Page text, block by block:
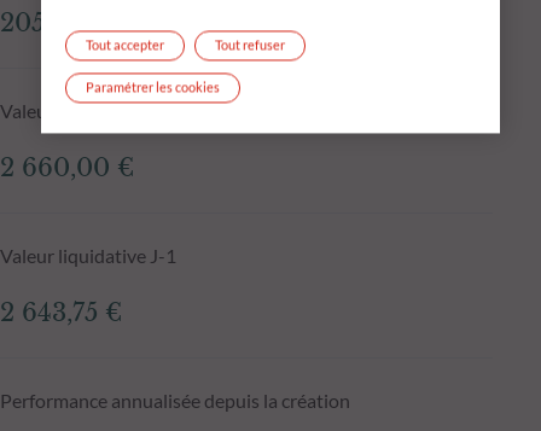
205,39 M€
Valeur liquidative au 05.08.2026
2 660,00 €
Valeur liquidative J-1
2 643,75 €
Performance annualisée depuis la création
Tout refuser
Tout accepter
Paramétrer les cookies